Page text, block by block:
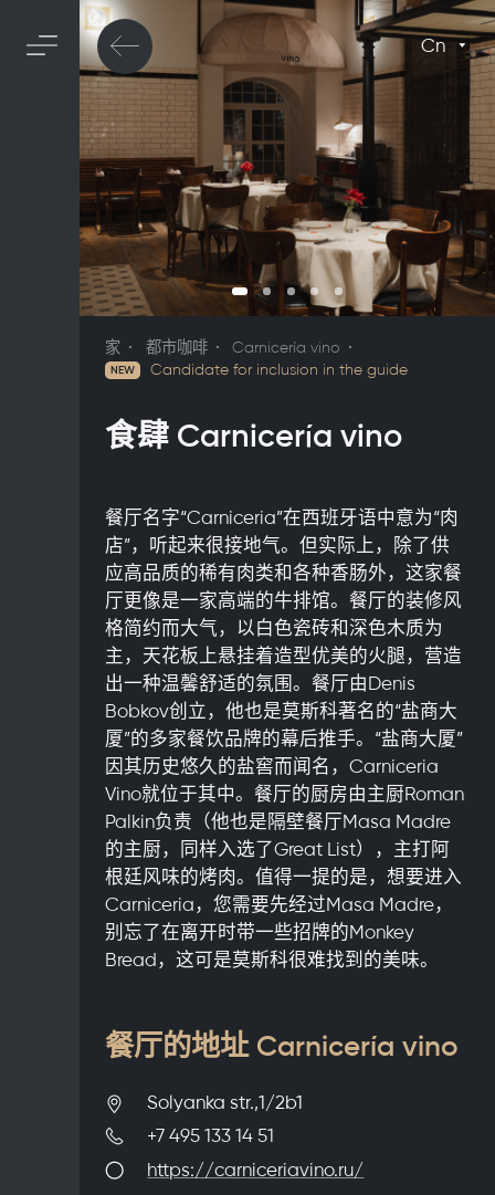
Cn
家 都市咖啡 Carnicería vino
NEW Candidate for inclusion in the guide
食肆 Carnicería vino
餐厅名字“Carniceria”在西班牙语中意为“肉
店”，听起来很接地气。但实际上，除了供
应高品质的稀有肉类和各种香肠外，这家餐
厅更像是一家高端的牛排馆。餐厅的装修风
格简约而大气，以白色瓷砖和深色木质为
主，天花板上悬挂着造型优美的火腿，营造
出一种温馨舒适的氛围。餐厅由Denis
Bobkov创立，他也是莫斯科著名的“盐商大
厦”的多家餐饮品牌的幕后推手。“盐商大厦”
因其历史悠久的盐窖而闻名，Carniceria
Vino就位于其中。餐厅的厨房由主厨Roman
Palkin负责（他也是隔壁餐厅Masa Madre
的主厨，同样入选了Great List），主打阿
根廷风味的烤肉。值得一提的是，想要进入
Carniceria，您需要先经过Masa Madre，
别忘了在离开时带一些招牌的Monkey
Bread，这可是莫斯科很难找到的美味。
餐厅的地址 Carnicería vino
Solyanka str.,1/2b1
+7 495 133 14 51
https://carniceriavino.ru/